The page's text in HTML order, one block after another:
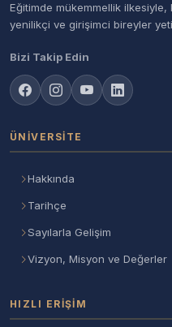
Eğitimde mükemmellik
yenilikçi ve girişimci bireyler
Bizi Takip Edin
ÜNIVERSITE
Hakkında
Tarihçe
Sayılarla Gelişim
Vizyon, Misyon ve Değerler
HIZLI ERIŞIM